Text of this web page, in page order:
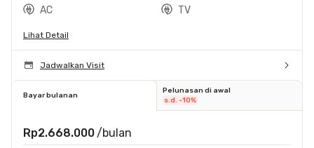
AC
TV
Lihat Detail
Jadwalkan Visit
Bayar bulanan
Pelunasan di awal
s.d. -10%
Rp2.668.000 /bulan